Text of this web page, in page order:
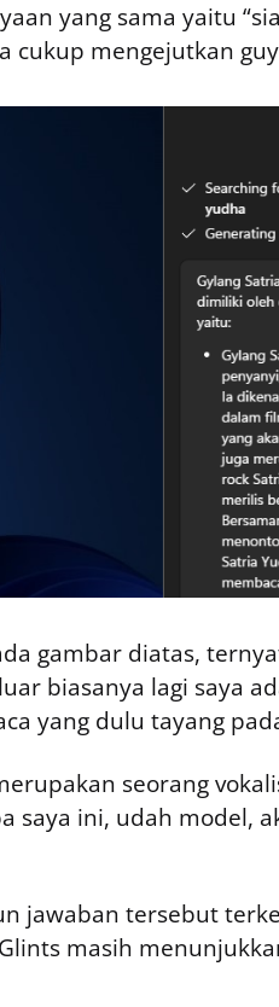
yang sama yaitu
cukup mengejutkan
gambar diatas,
biasanya lagi saya
yang dulu tayang
seorang
saya ini, udah model,
jawaban tersebut
masih